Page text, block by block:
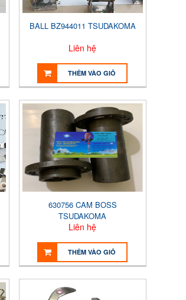
BALL BZ944011 TSUDAKOMA
Liên hệ
THÊM VÀO GIỎ
630756 CAM BOSS
TSUDAKOMA
Liên hệ
THÊM VÀO GIỎ